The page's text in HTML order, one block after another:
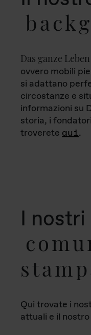
Das ganze Leben
ovvero mobili
si adattano
circostanze e
informazioni su
storia, i
troverete qui.
I nostri
Qui trovate i
attuali e il